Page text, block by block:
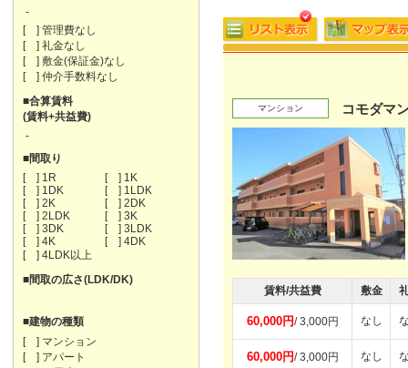
-
[ ] 管理費なし
[ ] 礼金なし
[ ] 敷金(保証金)なし
[ ] 仲介手数料なし
■合算賃料
(賃料+共益費)
-
■間取り
[ ] 1R
[ ] 1K
[ ] 1DK
[ ] 1LDK
[ ] 2K
[ ] 2DK
[ ] 2LDK
[ ] 3K
[ ] 3DK
[ ] 3LDK
[ ] 4K
[ ] 4DK
[ ] 4LDK以上
■間取の広さ(LDK/DK)
■建物の種類
[ ] マンション
[ ] アパート
マンション コモダマ
賃料/共益費 敷金
60,000円/ 3,000円 なし
60,000円/ 3,000円 なし